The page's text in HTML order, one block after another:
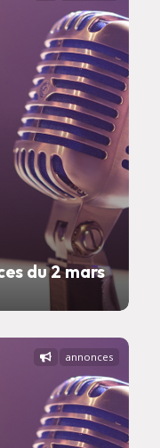
du 2 mars
annonces